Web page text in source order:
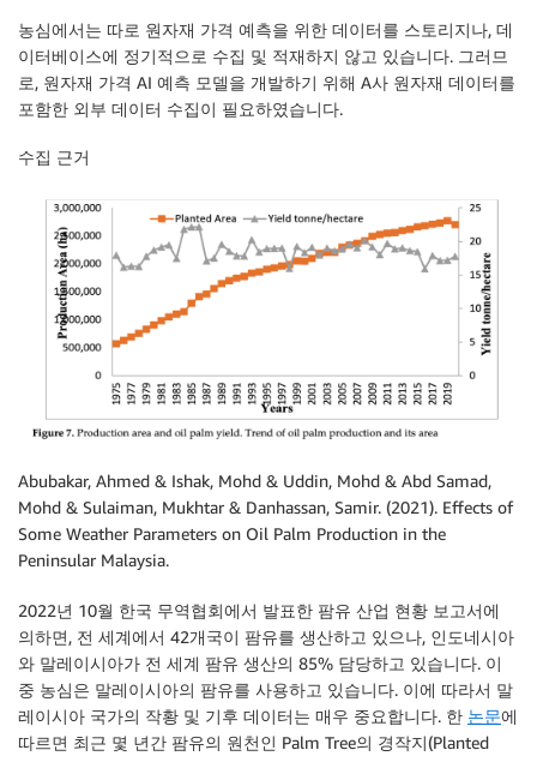
농심에서는 따로 원자재 가격 예측을 위한 데이터를 스토리지나, 데
이터베이스에 정기적으로 수집 및 적재하지 않고 있습니다. 그러므
로, 원자재 가격 AI 예측 모델을 개발하기 위해 A사 원자재 데이터를
포함한 외부 데이터 수집이 필요하였습니다.
수집 근거
Abubakar, Ahmed & Ishak, Mohd & Uddin, Mohd & Abd Samad,
Mohd & Sulaiman, Mukhtar & Danhassan, Samir. (2021). Effects of
Some Weather Parameters on Oil Palm Production in the
Peninsular Malaysia.
2022년 10월 한국 무역협회에서 발표한 팜유 산업 현황 보고서에
의하면, 전 세계에서 42개국이 팜유를 생산하고 있으나, 인도네시아
와 말레이시아가 전 세계 팜유 생산의 85% 담당하고 있습니다. 이
중 농심은 말레이시아의 팜유를 사용하고 있습니다. 이에 따라서 말
레이시아 국가의 작황 및 기후 데이터는 매우 중요합니다. 한 논문에
따르면 최근 몇 년간 팜유의 원천인 Palm Tree의 경작지(Planted